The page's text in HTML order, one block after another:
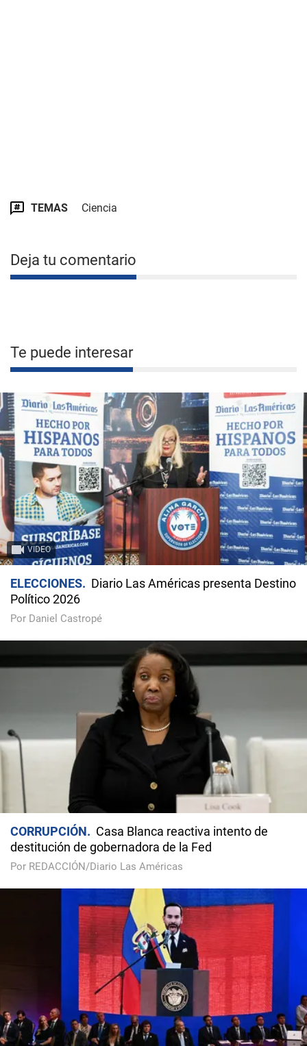
TEMAS Ciencia
Deja tu comentario
Te puede interesar
VIDEO
ELECCIONES
Diario Las Américas presenta Destino
Político 2026
Por Daniel Castropé
CORRUPCIÓN
Casa Blanca reactiva intento de
destitución de gobernadora de la Fed
Por REDACCIÓN/Diario Las Américas